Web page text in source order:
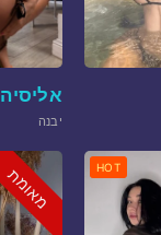
אליסיה
יבנה
מאומת HOT